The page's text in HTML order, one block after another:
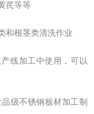
芪等等
和根茎类清洗作业
线加工中使用，可以
级不锈钢板材加工制